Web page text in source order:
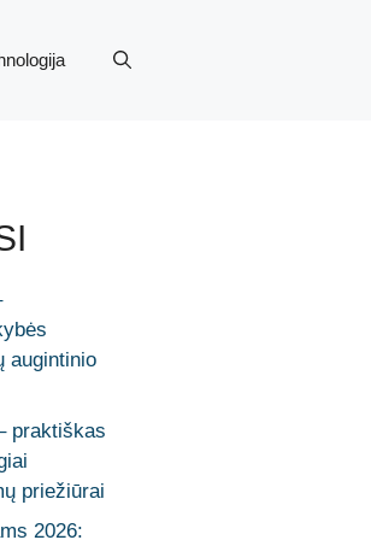
augintinio
praktiškas
priežiūrai
2026: